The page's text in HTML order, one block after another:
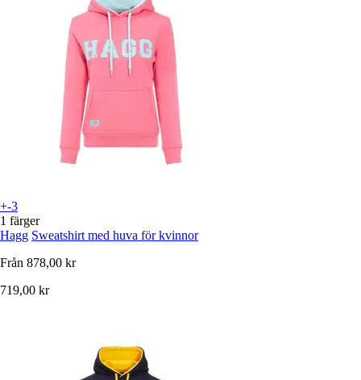
+-3
1 färger
Hagg Sweatshirt med huva för kvinnor
Från 878,00 kr
719,00 kr